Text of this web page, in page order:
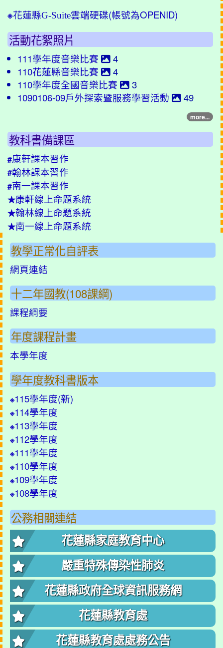
※花蓮縣G-Suite雲端硬碟(帳號為OPENID)
活動花絮照片
111學年度音樂比賽
4
110花蓮縣音樂比賽
4
110學年度全國音樂比賽
3
1090106-09戶外探索暨服務學習活動
49
more...
教科書備課區
#康軒課本習作
#翰林課本習作
#南一課本習作
★康軒線上命題系統
★翰林線上命題系統
★南一線上命題系統
教學正常化自評表
網頁連結
十二年國教(108課綱)
課程綱要
年度課程計畫
本學年度
學年度教科書版本
※115學年度(新)
※114學年度
※113學年度
※112學年度
※111學年度
※110學年度
※109學年度
※108學年度
公務相關連結
花蓮縣家庭教育中心
嚴重特殊傳染性肺炎
花蓮縣政府全球資訊服務網
花蓮縣教育處
花蓮縣教育處處務公告